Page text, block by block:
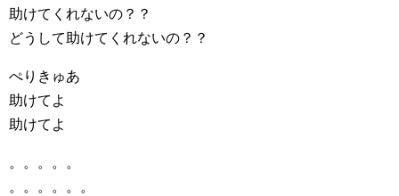
助けてくれないの？？
どうして助けてくれないの？？
ぺりきゅあ
助けてよ
助けてよ
。。。。。
。。。。。。